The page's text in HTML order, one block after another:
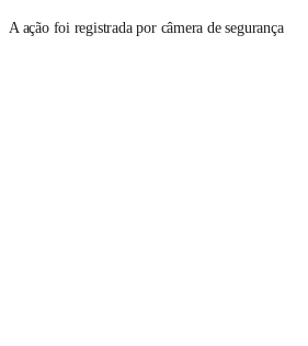
A ação foi registrada por câmera de segurança